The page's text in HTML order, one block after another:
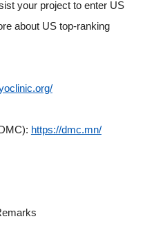
your project to enter US
about US top-ranking
https://dmc.mn/